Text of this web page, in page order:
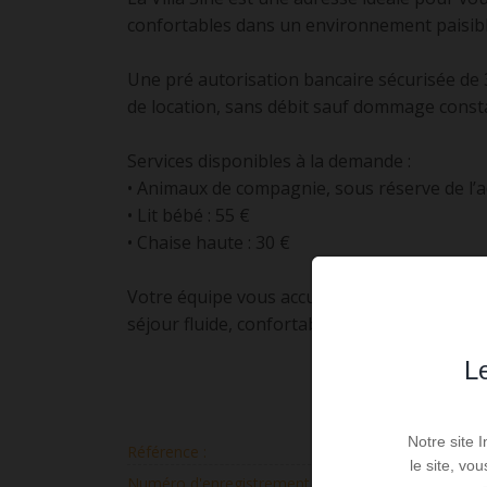
confortables dans un environnement
Une pré autorisation bancaire sécurisée
de location, sans débit sauf dommage
Services disponibles à la demande :
• Animaux de compagnie, sous réserve de
• Lit bébé : 55 €
• Chaise haute : 30 €
Votre équipe vous accueille avec attention
séjour fluide, confortable et serein.
Référence :
83-
Notre site
le site,